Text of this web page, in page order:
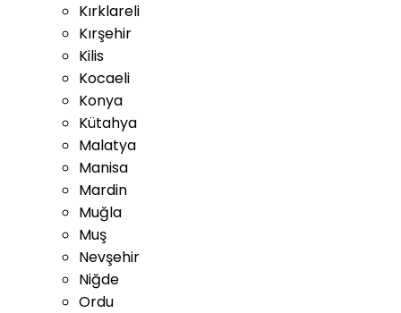
Kırklareli
Kırşehir
Kilis
Kocaeli
Konya
Kütahya
Malatya
Manisa
Mardin
Muğla
Muş
Nevşehir
Niğde
Ordu